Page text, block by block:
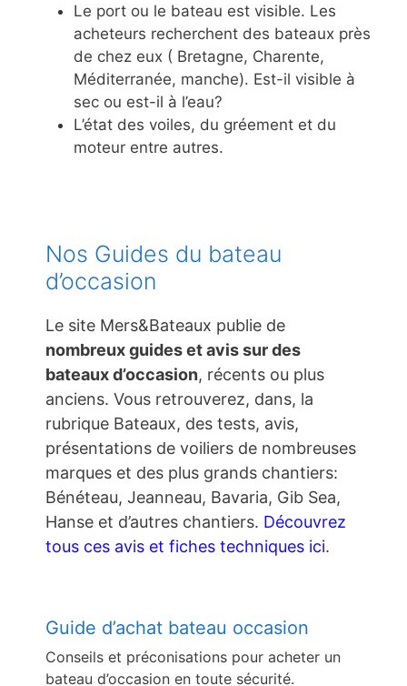
Le port ou le bateau est visible. Les
acheteurs recherchent des bateaux près
de chez eux ( Bretagne, Charente,
Méditerranée, manche). Est-il visible à
sec ou est-il à l’eau?
L’état des voiles, du gréement et du
moteur entre autres.
Nos Guides du bateau
d’occasion
Le site Mers&Bateaux publie de
nombreux guides et avis sur des
bateaux d’occasion, récents ou plus
anciens. Vous retrouverez, dans, la
rubrique Bateaux, des tests, avis,
présentations de voiliers de nombreuses
marques et des plus grands chantiers:
Bénéteau, Jeanneau, Bavaria, Gib Sea,
Hanse et d’autres chantiers. Découvrez
tous ces avis et fiches techniques ici.
Guide d’achat bateau occasion
Conseils et préconisations pour acheter un
bateau d’occasion en toute sécurité.